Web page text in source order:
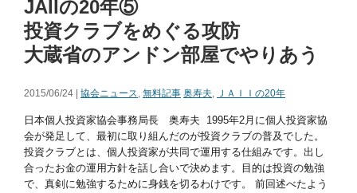
JAIIの20年⑤
投資クラブをめぐる攻防
大蔵省のアンドン部屋でやりあう
2015/06/24 | 協会ニュース, 無料記事 奥寿夫, ＪＡＩＩの20年
日本個人投資家協会事務局長 奥寿夫 1995年2月に個人投資家協
会が発足して、最初に取り組んだのが投資クラブの普及でした。
投資クラブとは、個人投資家が共同で運用する仕組みです。出し
合ったお金の運用方針を話し合いで決めます。目的は投資の勉強
で、真剣に勉強するために身銭を切るわけです。 前回述べたよう